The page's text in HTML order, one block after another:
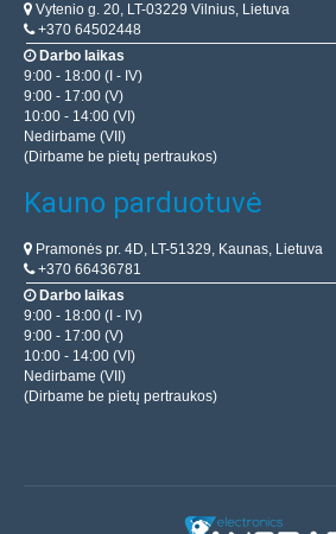
Vytenio g. 20, LT-03229 Vilnius, Lietuva
+370 64502448
Darbo laikas
9:00 - 18:00 (I - IV)
9:00 - 17:00 (V)
10:00 - 14:00 (VI)
Nedirbame (VII)
(Dirbame be pietų pertraukos)
Kauno parduotuvė
Pramonės pr. 4D, LT-51329, Kaunas, Lietuva
+370 66436781
Darbo laikas
9:00 - 18:00 (I - IV)
9:00 - 17:00 (V)
10:00 - 14:00 (VI)
Nedirbame (VII)
(Dirbame be pietų pertraukos)